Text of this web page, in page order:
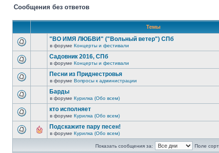
Сообщения без ответов
Темы
"ВО ИМЯ ЛЮБВИ" ("Вольный ветер") СПб
в форуме Концерты и фестивали
Садовник 2016, СПб
в форуме Концерты и фестивали
Песни из Приднестровья
в форуме Вопросы к администрации
Барды
в форуме Курилка (Обо всем)
кто исполняет
в форуме Курилка (Обо всем)
Подскажите пару песен!
в форуме Курилка (Обо всем)
Показать сообщения за:
Поле